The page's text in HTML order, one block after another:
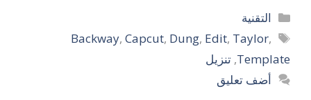
التصنيفات
التقنية
الوسوم
Backway, Capcut, Dung, Edit, Taylor,
Template
, تنزيل
أضف تعليق